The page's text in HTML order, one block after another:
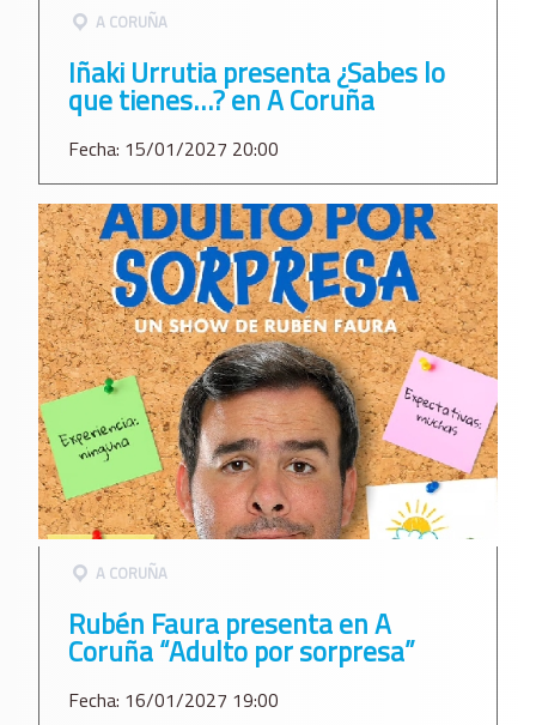
A CORUÑA
Iñaki Urrutia presenta ¿Sabes lo
que tienes…? en A Coruña
Fecha: 15/01/2027 20:00
A CORUÑA
Rubén Faura presenta en A
Coruña “Adulto por sorpresa”
Fecha: 16/01/2027 19:00